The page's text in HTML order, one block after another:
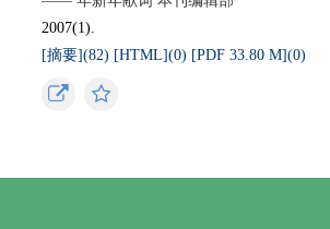
2007(1).
[摘要](82) [HTML](0) [PDF 33.80 M](0)